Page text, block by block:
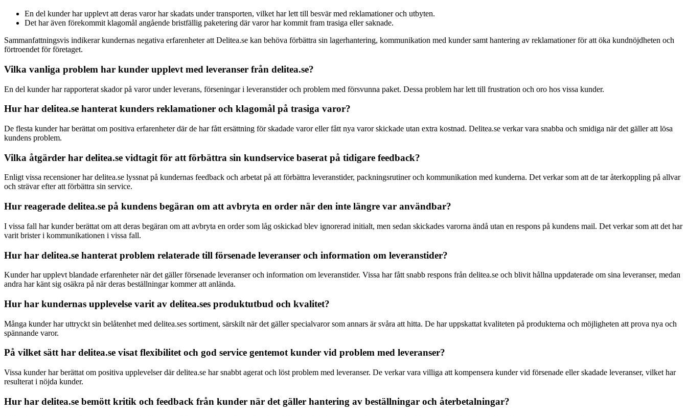
En del kunder har upplevt att deras varor har skadats under transporten, vilket har lett till besvär med reklamationer och utbyten.
Det har även förekommit klagomål angående bristfällig paketering där varor har kommit fram trasiga eller saknade.
Sammanfattningsvis indikerar kundernas negativa erfarenheter att Delitea.se kan behöva förbättra sin lagerhantering, kommunikation med kunder samt hantering av reklamationer för att öka kundnöjdheten och
förtroendet för företaget.
Vilka vanliga problem har kunder upplevt med leveranser från delitea.se?
En del kunder har rapporterat skador på varor under leverans, förseningar i leveranstider och problem med försvunna paket. Dessa problem har lett till frustration och oro hos vissa kunder.
Hur har delitea.se hanterat kunders reklamationer och klagomål på trasiga varor?
De flesta kunder har berättat om positiva erfarenheter där de har fått ersättning för skadade varor eller fått nya varor skickade utan extra kostnad. Delitea.se verkar vara snabba och smidiga när det gäller att lösa
kundens problem.
Vilka åtgärder har delitea.se vidtagit för att förbättra sin kundservice baserat på tidigare feedback?
Enligt vissa recensioner har delitea.se lyssnat på kundernas feedback och arbetat på att förbättra leveranstider, packningsrutiner och kommunikation med kunderna. Det verkar som att de tar återkoppling på allvar
och strävar efter att förbättra sin service.
Hur reagerade delitea.se på kundens begäran om att avbryta en order när den inte längre var användbar?
I vissa fall har kunder berättat om att deras begäran om att avbryta en order som låg oskickad blev ignorerad initialt, men sedan skickades varorna ändå utan en respons på kundens mail. Det verkar som att det har
varit brister i kommunikationen i vissa fall.
Hur har delitea.se hanterat problem relaterade till försenade leveranser och information om leveranstider?
Kunder har upplevt blandade erfarenheter när det gäller försenade leveranser och information om leveranstider. Vissa har fått snabb respons från delitea.se och blivit hållna uppdaterade om sina leveranser, medan
andra har känt sig osäkra på när deras beställningar kommer att anlända.
Hur har kundernas upplevelse varit av delitea.ses produktutbud och kvalitet?
Många kunder har uttryckt sin belåtenhet med delitea.ses sortiment, särskilt när det gäller specialvaror som annars är svåra att hitta. De har uppskattat kvaliteten på produkterna och möjligheten att prova nya och
spännande varor.
På vilket sätt har delitea.se visat flexibilitet och god service gentemot kunder vid problem med leveranser?
Vissa kunder har berättat om positiva upplevelser där delitea.se har snabbt agerat och löst problem med leveranser. De verkar vara villiga att kompensera kunder vid försenade eller skadade leveranser, vilket har
resulterat i nöjda kunder.
Hur har delitea.se bemött kritik och feedback från kunder när det gäller hantering av beställningar och återbetalningar?